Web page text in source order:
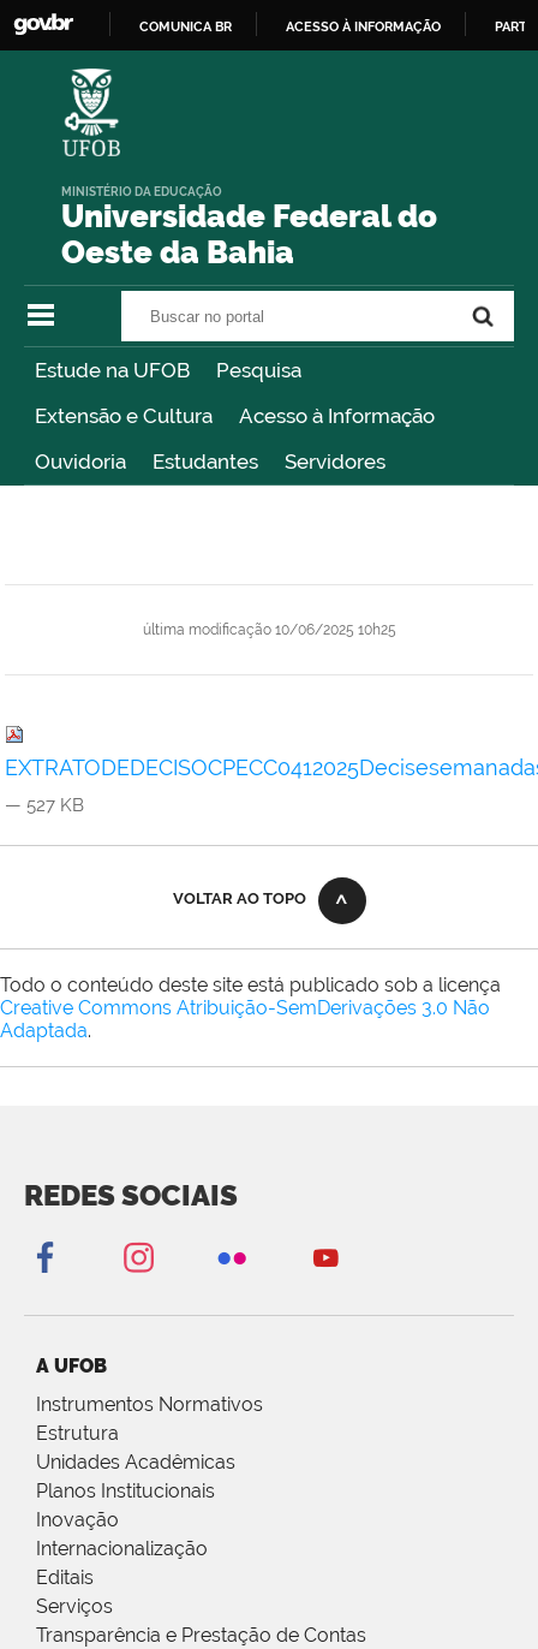
COMUNICA BR ACESSO À INFORMAÇÃO
Universidade Federal do
Oeste da Bahia
MINISTÉRIO DA EDUCAÇÃO
Estude na UFOB
Pesquisa
Extensão e Cultura
Acesso à Informação
Ouvidoria
Estudantes Servidores
última modificação10/06/2025 10h25
— 527 KB
VOLTAR AO TOPO
Todo o conteúdo deste site está publicado sob a licença
Creative Commons Atribuição-SemDerivações 3.0 Não
Adaptada.
REDES SOCIAIS
A UFOB
Instrumentos Normativos
Estrutura
Unidades Acadêmicas
Planos Institucionais
Inovação
Internacionalização
Editais
Serviços
Transparência e Prestação de Contas